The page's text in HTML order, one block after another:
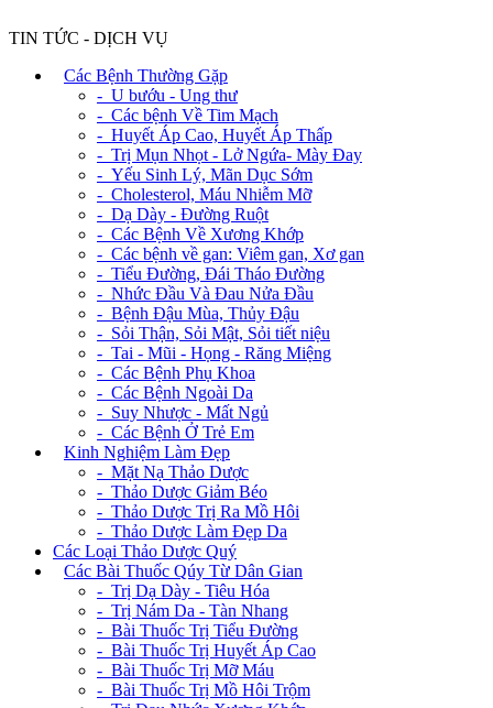
TIN TỨC - DỊCH VỤ
Các Bệnh Thường Gặp
- U bướu - Ung thư
- Các bệnh Về Tim Mạch
- Huyết Áp Cao, Huyết Áp Thấp
- Trị Mụn Nhọt - Lở Ngứa- Mày Đay
- Yếu Sinh Lý, Mãn Dục Sớm
- Cholesterol, Máu Nhiễm Mỡ
- Dạ Dày - Đường Ruột
- Các Bệnh Về Xương Khớp
- Các bệnh về gan: Viêm gan, Xơ gan
- Tiểu Đường, Đái Tháo Đường
- Nhức Đầu Và Đau Nửa Đầu
- Bệnh Đậu Mùa, Thủy Đậu
- Sỏi Thận, Sỏi Mật, Sỏi tiết niệu
- Tai - Mũi - Họng - Răng Miệng
- Các Bệnh Phụ Khoa
- Các Bệnh Ngoài Da
- Suy Nhược - Mất Ngủ
- Các Bệnh Ở Trẻ Em
Kinh Nghiệm Làm Đẹp
- Mặt Nạ Thảo Dược
- Thảo Dược Giảm Béo
- Thảo Dược Trị Ra Mồ Hôi
- Thảo Dược Làm Đẹp Da
Các Loại Thảo Dược Quý
Các Bài Thuốc Qúy Từ Dân Gian
- Trị Dạ Dày - Tiêu Hóa
- Trị Nám Da - Tàn Nhang
- Bài Thuốc Trị Tiểu Đường
- Bài Thuốc Trị Huyết Áp Cao
- Bài Thuốc Trị Mỡ Máu
- Bài Thuốc Trị Mồ Hôi Trộm